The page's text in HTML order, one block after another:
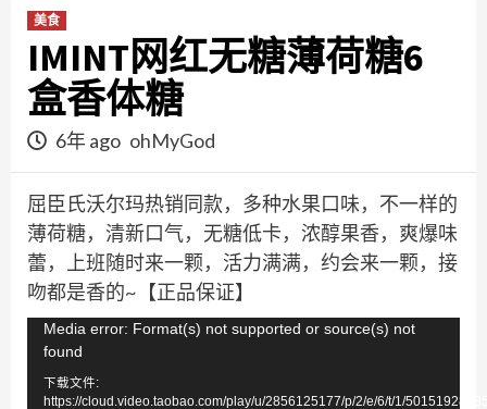
美食
IMINT网红无糖薄荷糖6
盒香体糖
6年 ago ohMyGod
屈臣氏沃尔玛热销同款，多种水果口味，不一样的
薄荷糖，清新口气，无糖低卡，浓醇果香，爽爆味
蕾，上班随时来一颗，活力满满，约会来一颗，接
吻都是香的~【正品保证】
视
频
Media error: Format(s) not supported or source(s) not
found
下载文件:
https://cloud.video.taobao.com/play/u/2856125177/p/2/e/6/t/1/